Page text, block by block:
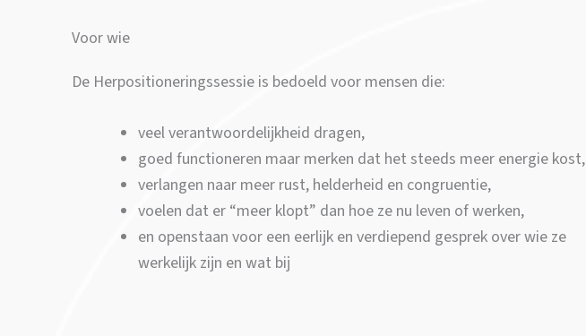
Voor wie
De Herpositioneringssessie is bedoeld voor mensen die:
veel verantwoordelijkheid dragen,
goed functioneren maar merken dat het steeds meer energie kost,
verlangen naar meer rust, helderheid en congruentie,
voelen dat er “meer klopt” dan hoe ze nu leven of werken,
en openstaan voor een eerlijk en verdiepend gesprek over wie ze
werkelijk zijn en wat bij